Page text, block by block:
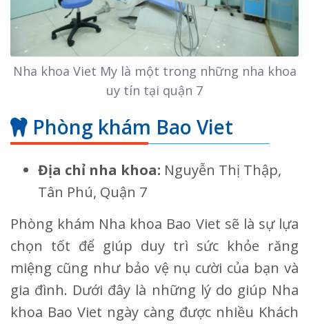
Nha khoa Viet My là một trong những nha khoa
uy tín tại quận 7
Phòng khám Bao Viet
Địa chỉ nha khoa: Nguyễn Thị Thập,
Tân Phú, Quận 7
Phòng khám Nha khoa Bao Viet sẽ là sự lựa
chọn tốt để giúp duy trì sức khỏe răng
miệng cũng như bảo vệ nụ cười của bạn và
gia đình. Dưới đây là những lý do giúp Nha
khoa Bao Viet ngày càng được nhiều Khách